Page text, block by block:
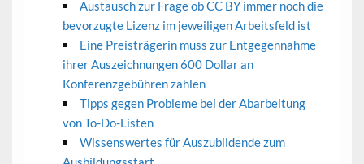
Austausch zur Frage ob CC BY immer noch die
bevorzugte Lizenz im jeweiligen Arbeitsfeld ist
Eine Preisträgerin muss zur Entgegennahme
ihrer Auszeichnungen 600 Dollar an
Konferenzgebühren zahlen
Tipps gegen Probleme bei der Abarbeitung
von To-Do-Listen
Wissenswertes für Auszubildende zum